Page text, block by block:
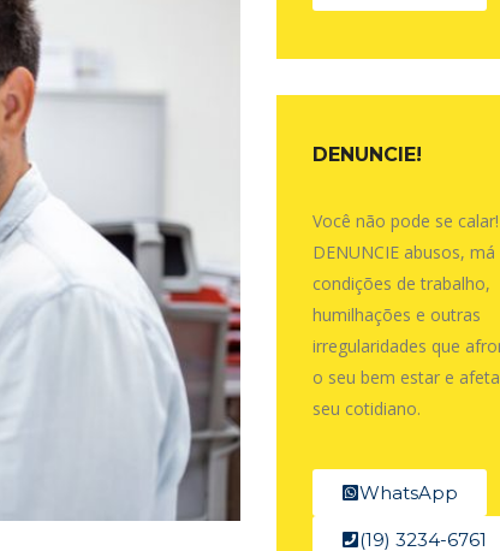
DENUNCIE!
Você não pode se calar!
DENUNCIE abusos, má
condições de trabalho,
humilhações e outras
irregularidades que
o seu bem estar e
seu cotidiano.
WhatsApp
(19) 3234-6761